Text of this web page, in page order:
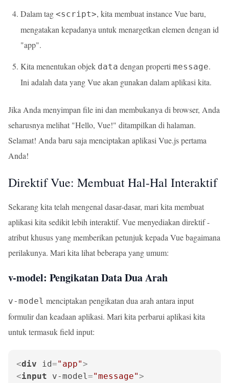
Dalam tag <script>, kita membuat instance Vue baru,
mengatakan kepadanya untuk menargetkan elemen dengan id
"app".
Kita menentukan objek data dengan properti message.
Ini adalah data yang Vue akan gunakan dalam aplikasi kita.
Jika Anda menyimpan file ini dan membukanya di browser, Anda
seharusnya melihat "Hello, Vue!" ditampilkan di halaman.
Selamat! Anda baru saja menciptakan aplikasi Vue.js pertama
Anda!
Direktif Vue: Membuat Hal-Hal Interaktif
Sekarang kita telah mengenal dasar-dasar, mari kita membuat
aplikasi kita sedikit lebih interaktif. Vue menyediakan direktif -
atribut khusus yang memberikan petunjuk kepada Vue bagaimana
perilakunya. Mari kita lihat beberapa yang umum:
v-model: Pengikatan Data Dua Arah
v-model menciptakan pengikatan dua arah antara input
formulir dan keadaan aplikasi. Mari kita perbarui aplikasi kita
untuk termasuk field input:
<div id="app">
<input v-model="message">